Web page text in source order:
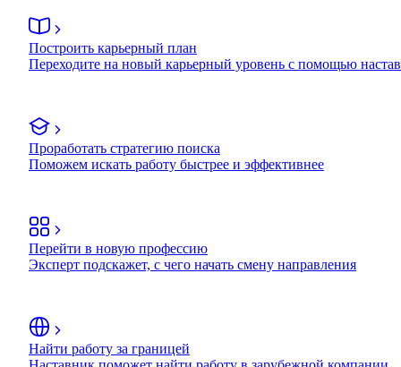
Построить карьерный план
Переходите на новый карьерный уровень с помощью
Проработать стратегию поиска
Поможем искать работу быстрее и эффективнее
Перейти в новую профессию
Эксперт подскажет, с чего начать смену направления
Найти работу за границей